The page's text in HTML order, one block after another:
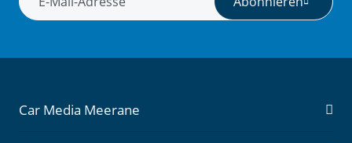
Car Media Meerane